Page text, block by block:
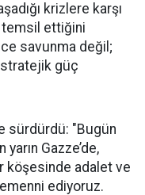
krizlere karşı
temsil ettiğini
savunma değil;
stratejik güç
sürdürdü: "Bugün
Gazze’de,
köşesinde adalet ve
ediyoruz.